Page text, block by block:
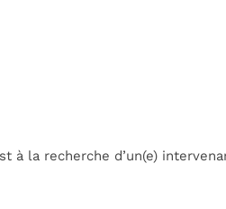
à la recherche d’un(e)